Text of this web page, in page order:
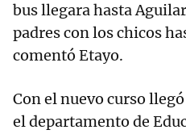
bus llegara hasta
padres con los chicos
comentó Etayo.
Con el nuevo curso
el departamento de